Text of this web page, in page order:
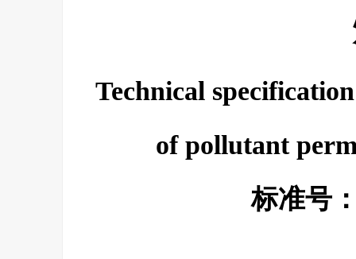
Technical
of pollutant
标准号